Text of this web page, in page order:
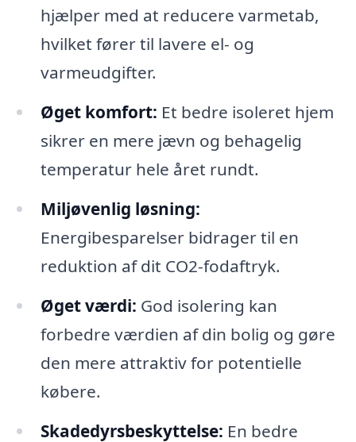
hjælper med at reducere varmetab,
hvilket fører til lavere el- og
varmeudgifter.
Øget komfort: Et bedre isoleret hjem
sikrer en mere jævn og behagelig
temperatur hele året rundt.
Miljøvenlig løsning:
Energibesparelser bidrager til en
reduktion af dit CO2-fodaftryk.
Øget værdi: God isolering kan
forbedre værdien af din bolig og gøre
den mere attraktiv for potentielle
købere.
Skadedyrsbeskyttelse: En bedre